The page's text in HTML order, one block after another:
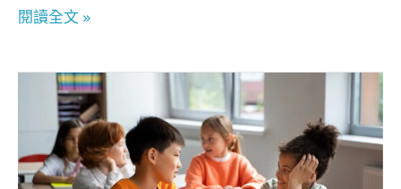
閱讀全文 »
跟
家